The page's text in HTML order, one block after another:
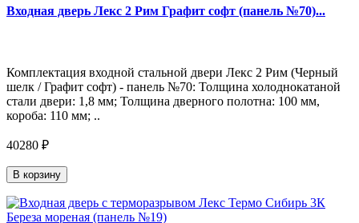
Входная дверь Лекс 2 Рим Графит софт (панель №70)...
Комплектация входной стальной двери Лекс 2 Рим (Черный
шелк / Графит софт) - панель №70: Толщина холоднокатаной
стали двери: 1,8 мм; Толщина дверного полотна: 100 мм,
короба: 110 мм; ..
40280 ₽
В корзину